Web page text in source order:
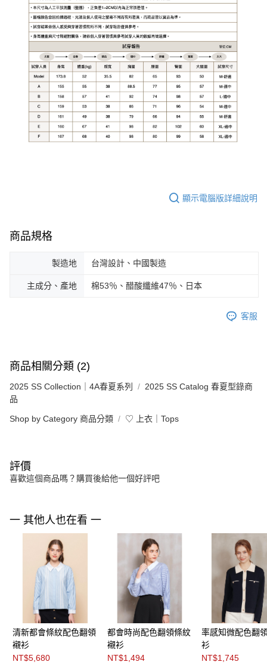
顯示電腦版詳細說明
商品規格
製造地 台灣設計、中國製造
主成分、產地 棉53％、醋酸纖維47％、日本
客服
商品相關分類 (2)
2025 SS Collection｜4A春夏系列
2025 SS Catalog 春夏型錄商
品
Shop by Category 商品分類 ♡ 上衣｜Tops
評價
喜歡這個商品嗎？購買後給他一個好評吧
一 其他人也在看 一
清新都會條紋配色翻領
襯衫
NT$5,680
都會時尚配色翻領條紋
襯衫
NT$1,494
率感知微配色翻
衫
NT$1,745